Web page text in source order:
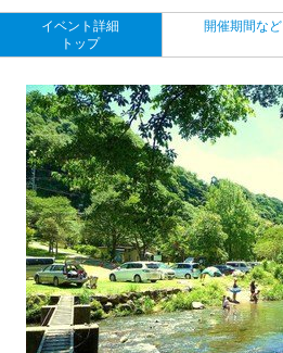
イベント詳細
トップ
開催期間など